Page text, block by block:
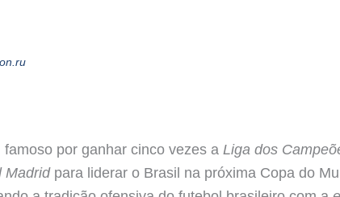
famoso por ganhar cinco vezes a Liga dos
Madridpara liderar o Brasil na próxima Copa do